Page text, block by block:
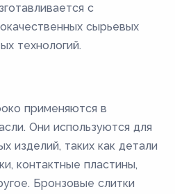
с
сырьевых
технологий.
применяются в
Они используются для
изделий, таких как детали
контактные пластины,
Бронзовые слитки